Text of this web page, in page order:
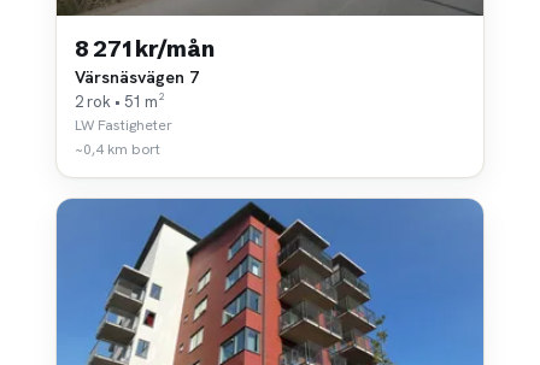
8 271 kr/mån
Värsnäsvägen 7
2 rok • 51 m²
LW Fastigheter
~0,4 km bort